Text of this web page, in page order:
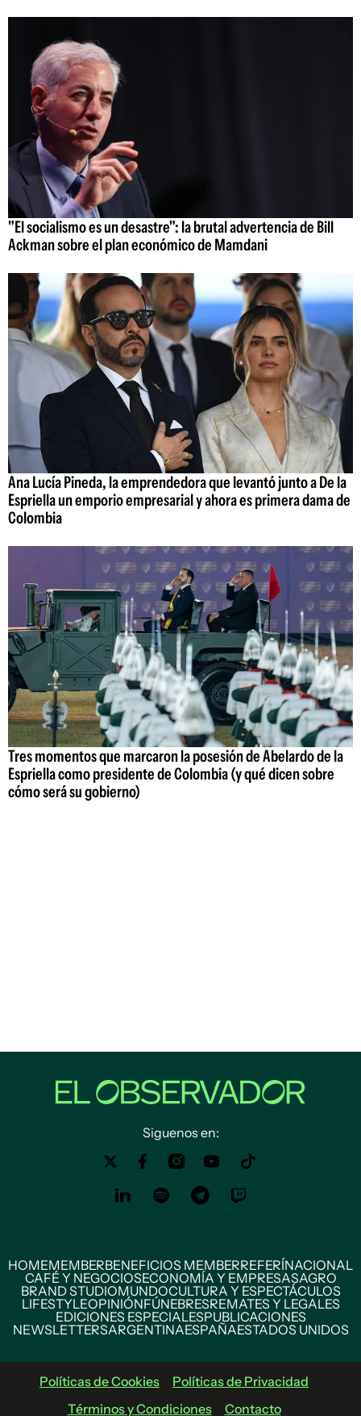
"El socialismo es un desastre": la brutal advertencia de Bill
Ackman sobre el plan económico de Mamdani
Ana Lucía Pineda, la emprendedora que levantó junto a De la
Espriella un emporio empresarial y ahora es primera dama de
Colombia
Tres momentos que marcaron la posesión de Abelardo de la
Espriella como presidente de Colombia (y qué dicen sobre
cómo será su gobierno)
Siguenos en:
HOMEMEMBERBENEFICIOS MEMBERREFERÍNACIONAL
CAFÉ Y NEGOCIOSECONOMÍA Y EMPRESASAGRO
BRAND STUDIOMUNDOCULTURA Y ESPECTÁCULOS
LIFESTYLEOPINIÓNFÚNEBRESREMATES Y LEGALES
EDICIONES ESPECIALESPUBLICACIONES
NEWSLETTERSARGENTINAESPAÑAESTADOS UNIDOS
Políticas de Cookies
Políticas de Privacidad
Términos y Condiciones
Contacto